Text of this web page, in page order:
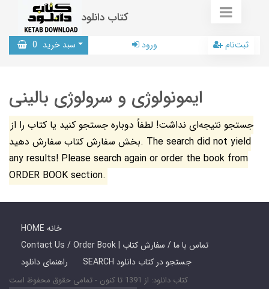
کتاب دانلود
سبد خرید 0 ورود ثبت‌نام
ایمونولوژی و سرولوژی بالینی
جستجو نتیجه‌ای نداشت! لطفاً دوباره جستجو کنید یا کتاب را از
بخش سفارش کتاب سفارش دهید. The search did not yield
any results! Please search again or order the book from
ORDER BOOK section.
HOME خانه
Contact Us / Order Book | تماس با ما / سفارش کتاب
راهنمای دانلود
SEARCH جستجو در کتاب دانلود
کتاب دانلود: از 1391 تا کنون - تمامی حقوق محفوظ است